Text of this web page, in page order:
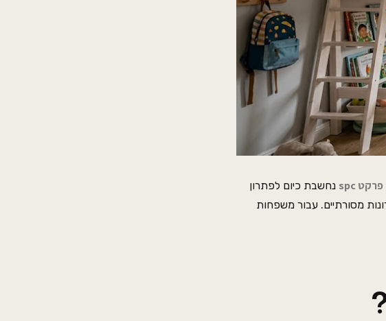
פרקט spc
נחשבת כיום לפתרון
מסורתיים. עבור משפחות